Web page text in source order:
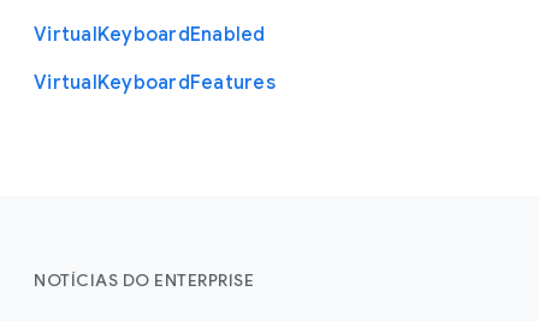
VirtualKeyboardEnabled
VirtualKeyboardFeatures
NOTÍCIAS DO ENTERPRISE